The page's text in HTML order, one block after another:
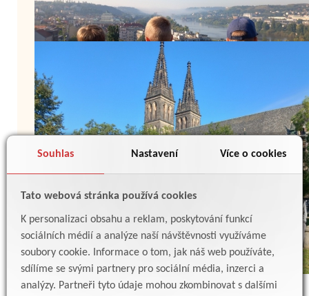
Souhlas Nastavení Více o cookies
Tato webová stránka používá cookies
K personalizaci obsahu a reklam, poskytování funkcí
sociálních médií a analýze naší návštěvnosti využíváme
soubory cookie. Informace o tom, jak náš web používáte,
sdílíme se svými partnery pro sociální média, inzerci a
analýzy. Partneři tyto údaje mohou zkombinovat s dalšími